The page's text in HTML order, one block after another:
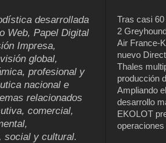
desarrollada
Web, Papel Digital
Impresa,
global,
profesional y
nacional e
relacionados
comercial,
social y cultural.
Tras casi
2
Air France-
nuevo
Thales
producción
Ampliando
desarrollo
EKOLOT